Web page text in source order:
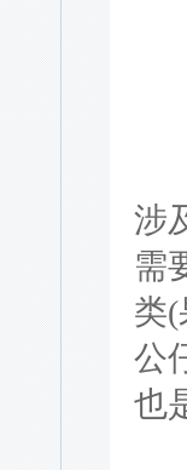
涉
需
类
公
也